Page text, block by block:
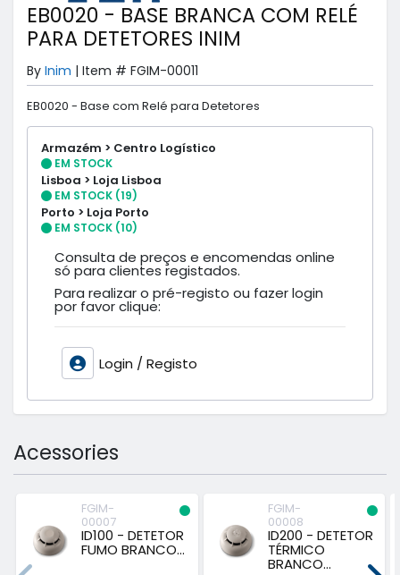
EB0020 - BASE BRANCA COM RELÉ
PARA DETETORES INIM
By Inim | Item # FGIM-00011
EB0020 - Base com Relé para Detetores
Armazém > Centro Logístico
EM STOCK
Lisboa > Loja Lisboa
EM STOCK (19)
Porto > Loja Porto
EM STOCK (10)
Consulta de preços e encomendas online
só para clientes registados.
Para realizar o pré-registo ou fazer login
por favor clique:
Login / Registo
Acessories
FGIM-
00007
ID100 - DETETOR
FUMO BRANCO...
FGIM-
00008
ID200 - DETETOR
TÉRMICO
BRANCO...